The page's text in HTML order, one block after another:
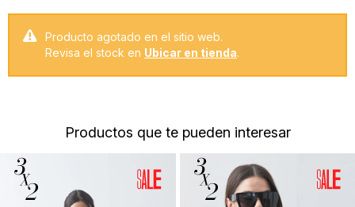
camisas, tejidos o capas livianas, acompañando desde outfits
casuales hasta más pulidos.
Producto agotado en el sitio web.
Revisa el stock en Ubicar en tienda.
Productos que te pueden interesar